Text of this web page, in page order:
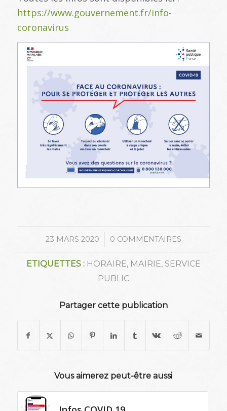
https://www.gouvernement.fr/info-
coronavirus
23 MARS 2020
/ 0 COMMENTAIRES
ETIQUETTES : HORAIRE, MAIRIE, SERVICE
PUBLIC
Partager cette publication
Vous aimerez peut-être aussi